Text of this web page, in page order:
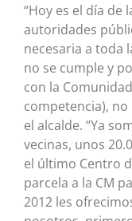
“Hoy es el día de
autoridades
necesaria a toda
no se cumple y
con la
competencia), no
el alcalde. “Ya
vecinas, unos
el último Centro
parcela a la CM
2012 les